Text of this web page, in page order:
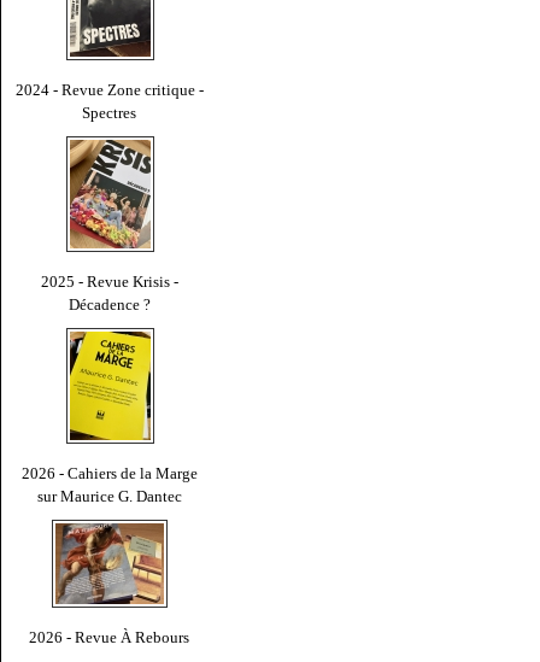
2024 - Revue Zone critique -
Spectres
2025 - Revue Krisis -
Décadence ?
2026 - Cahiers de la Marge
sur Maurice G. Dantec
2026 - Revue À Rebours